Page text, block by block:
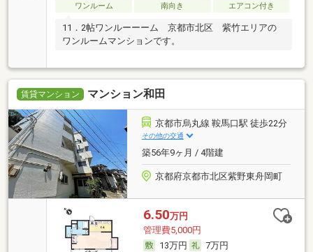
ワンルーム
南向き エアコン付き
11．2帖ワンルーーーム 京都市北区 紫竹エリアの
ワンルームマンションです。
賃貸マンション マンション和田
京都市烏丸線 鞍馬口駅 徒歩22分
その他の交通
築56年9ヶ月 / 4階建
京都府京都市北区紫野東舟岡町
6.50万円
管理費5,000円
13万円
7万円